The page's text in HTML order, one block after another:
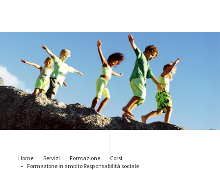
Home Servizi Formazione
Corsi
Formazione in ambito Responsabilità sociale